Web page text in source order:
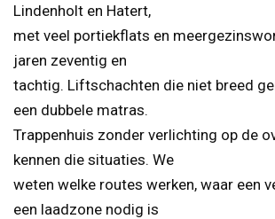
Lindenholt en Hatert,
met veel portiekflats en
jaren zeventig en
tachtig. Liftschachten die niet breed
een dubbele matras.
Trappenhuis zonder verlichting op de
kennen die situaties. We
weten welke routes werken, waar een
een laadzone nodig is